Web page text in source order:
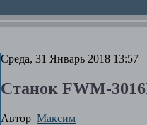
Среда, 31 Январь 2018 13:57
Станок FWM-
Автор Максим